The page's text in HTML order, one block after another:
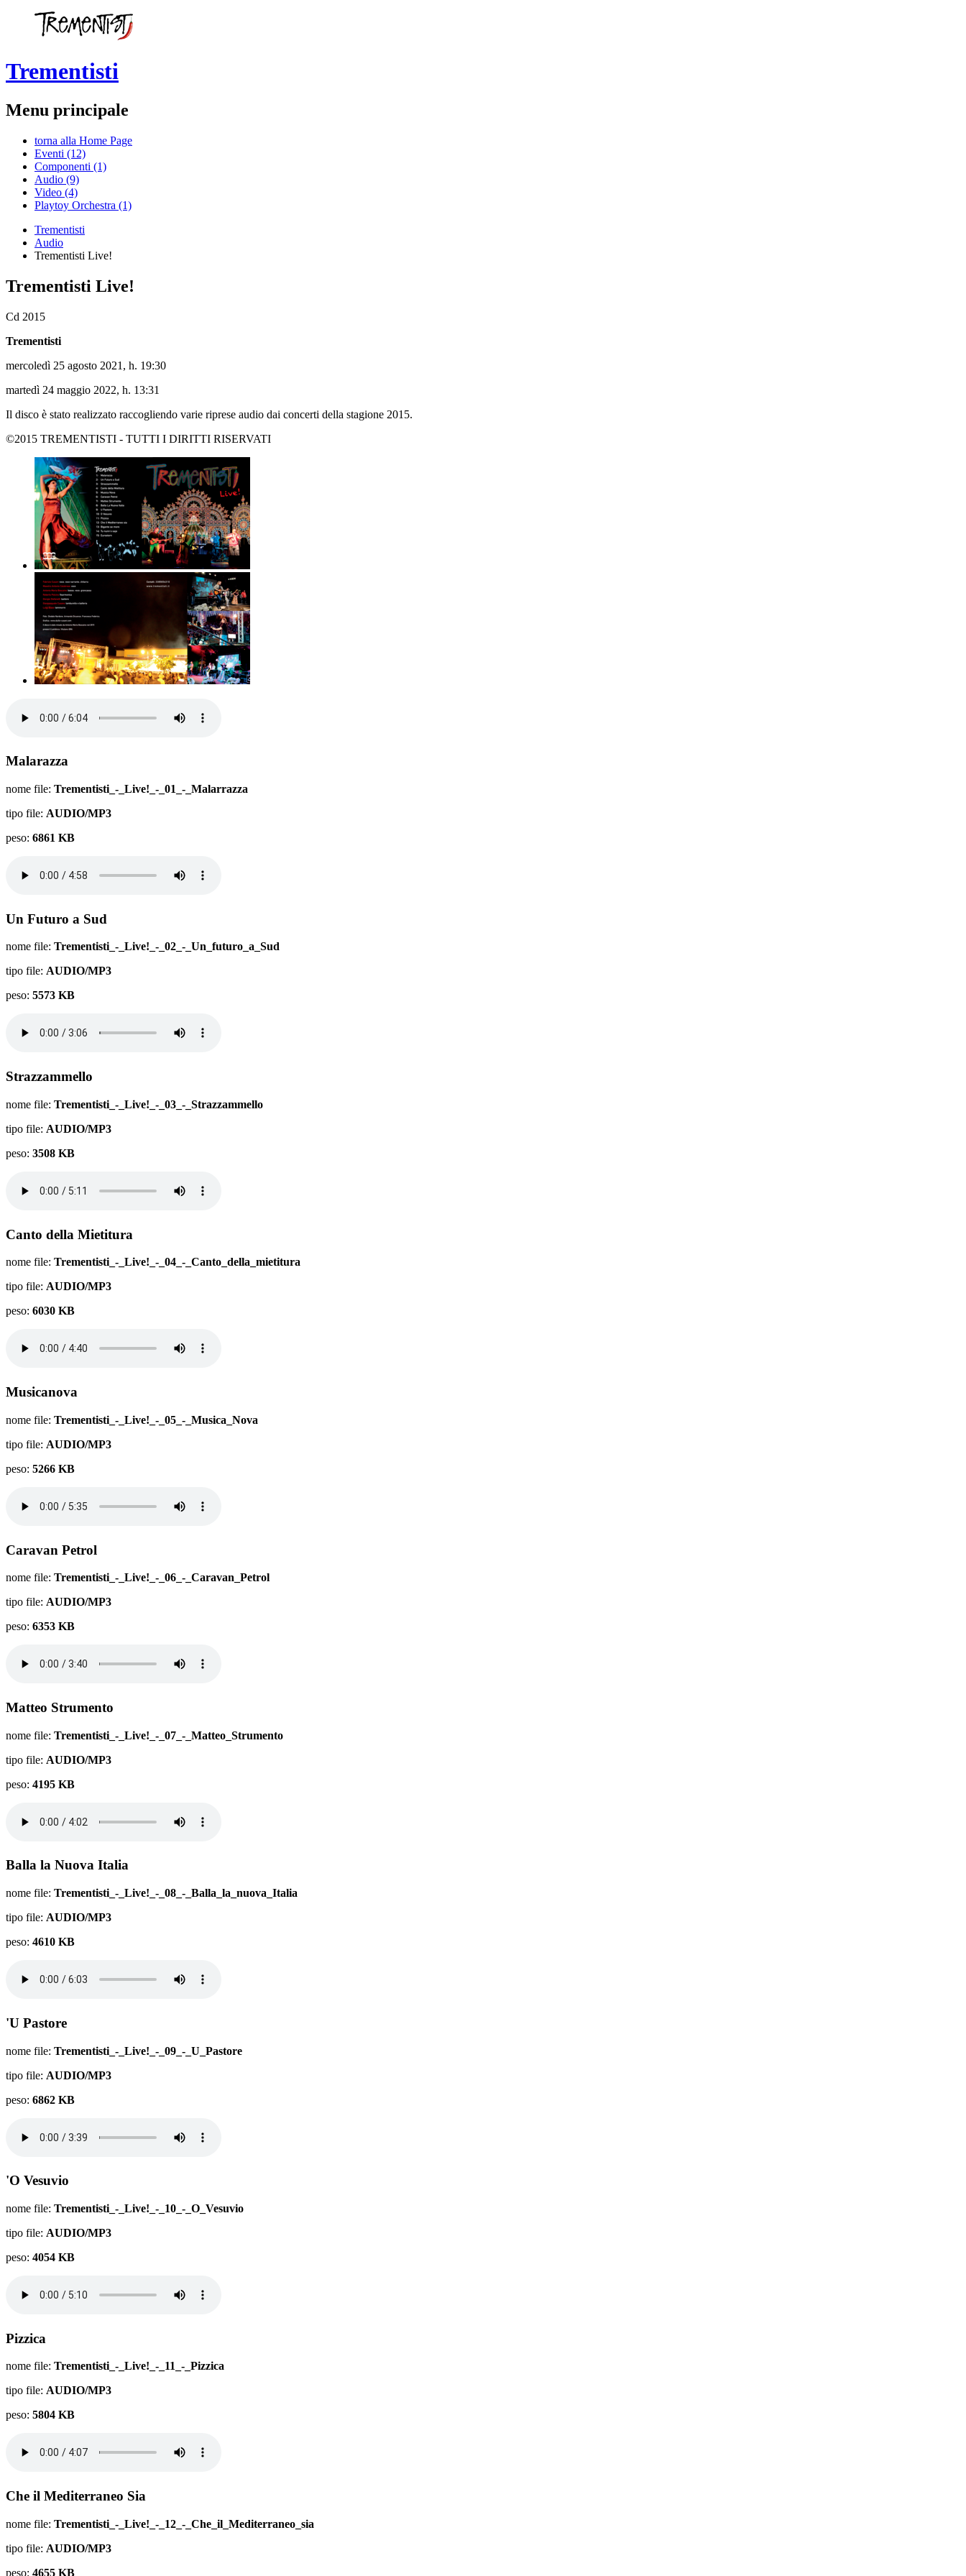
Trementisti
Menu principale
torna alla Home Page
Eventi (12)
Componenti (1)
Audio (9)
Video (4)
Playtoy Orchestra (1)
Trementisti
Audio
Trementisti Live!
Trementisti Live!
Cd 2015
Trementisti
mercoledì 25 agosto 2021, h. 19:30
martedì 24 maggio 2022, h. 13:31
Il disco è stato realizzato raccogliendo varie riprese audio dai concerti della stagione 2015.
©2015 TREMENTISTI - TUTTI I DIRITTI RISERVATI
Malarazza
nome file: Trementisti_-_Live!_-_01_-_Malarrazza
tipo file: AUDIO/MP3
peso: 6861 KB
Un Futuro a Sud
nome file: Trementisti_-_Live!_-_02_-_Un_futuro_a_Sud
tipo file: AUDIO/MP3
peso: 5573 KB
Strazzammello
nome file: Trementisti_-_Live!_-_03_-_Strazzammello
tipo file: AUDIO/MP3
peso: 3508 KB
Canto della Mietitura
nome file: Trementisti_-_Live!_-_04_-_Canto_della_mietitura
tipo file: AUDIO/MP3
peso: 6030 KB
Musicanova
nome file: Trementisti_-_Live!_-_05_-_Musica_Nova
tipo file: AUDIO/MP3
peso: 5266 KB
Caravan Petrol
nome file: Trementisti_-_Live!_-_06_-_Caravan_Petrol
tipo file: AUDIO/MP3
peso: 6353 KB
Matteo Strumento
nome file: Trementisti_-_Live!_-_07_-_Matteo_Strumento
tipo file: AUDIO/MP3
peso: 4195 KB
Balla la Nuova Italia
nome file: Trementisti_-_Live!_-_08_-_Balla_la_nuova_Italia
tipo file: AUDIO/MP3
peso: 4610 KB
'U Pastore
nome file: Trementisti_-_Live!_-_09_-_U_Pastore
tipo file: AUDIO/MP3
peso: 6862 KB
'O Vesuvio
nome file: Trementisti_-_Live!_-_10_-_O_Vesuvio
tipo file: AUDIO/MP3
peso: 4054 KB
Pizzica
nome file: Trementisti_-_Live!_-_11_-_Pizzica
tipo file: AUDIO/MP3
peso: 5804 KB
Che il Mediterraneo Sia
nome file: Trementisti_-_Live!_-_12_-_Che_il_Mediterraneo_sia
tipo file: AUDIO/MP3
peso: 4655 KB